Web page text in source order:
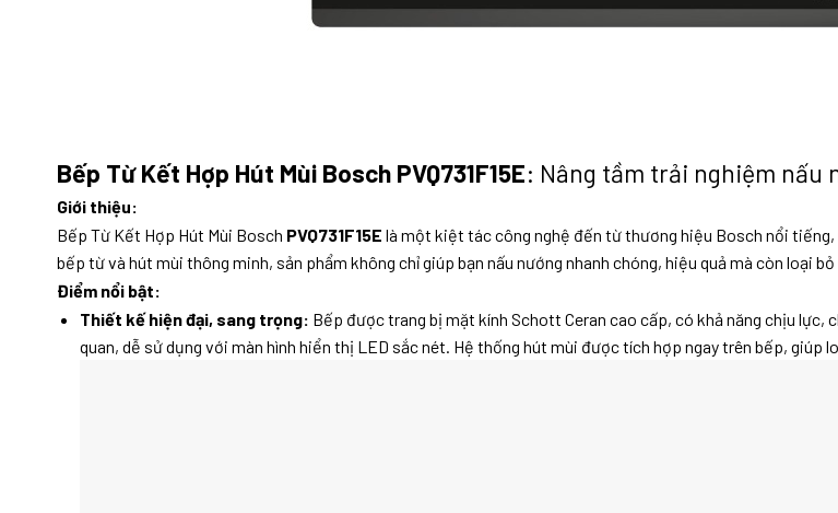
Bếp Từ Kết Hợp Hút Mùi Bosch PVQ731F15E: Nâng tầm trải nghiệm nấu
Giới thiệu:
Bếp Từ Kết Hợp Hút Mùi Bosch PVQ731F15E là một kiệt tác công nghệ đến từ thương hiệu Bosch nổi
bếp từ và hút mùi thông minh, sản phẩm không chỉ giúp bạn nấu nướng nhanh chóng, hiệu quả mà còn loại
Điểm nổi bật:
Thiết kế hiện đại, sang trọng: Bếp được trang bị mặt kính Schott Ceran cao cấp, có khả năng chịu
quan, dễ sử dụng với màn hình hiển thị LED sắc nét. Hệ thống hút mùi được tích hợp ngay trên bếp, giúp